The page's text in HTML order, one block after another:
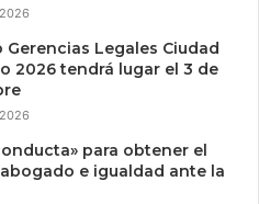
Gerencias Legales Ciudad
2026 tendrá lugar el 3 de
para obtener el
e igualdad ante la